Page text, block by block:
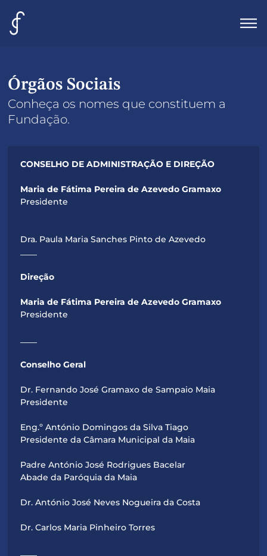
Agenda
Visita
Contactos
Bilheteira
Órgãos Sociais
Conheça os nomes que constituem a
Fundação.
CONSELHO DE ADMINISTRAÇÃO E DIREÇÃO
Maria de Fátima Pereira de Azevedo Gramaxo
Presidente
Dra. Paula Maria Sanches Pinto de Azevedo
Direção
Maria de Fátima Pereira de Azevedo Gramaxo
Presidente
Conselho Geral
Dr. Fernando José Gramaxo de Sampaio Maia
Presidente
Eng.º António Domingos da Silva Tiago
Presidente da Câmara Municipal da Maia
Padre António José Rodrigues Bacelar
Abade da Paróquia da Maia
Dr. António José Neves Nogueira da Costa
Dr. Carlos Maria Pinheiro Torres